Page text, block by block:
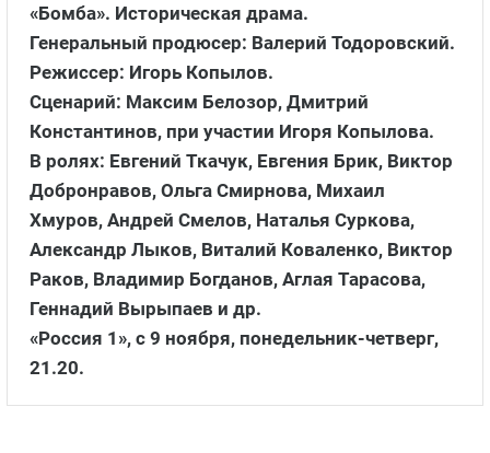
«Бомба». Историческая драма.
Генеральный продюсер: Валерий Тодоровский.
Режиссер: Игорь Копылов.
Сценарий: Максим Белозор, Дмитрий
Константинов, при участии Игоря Копылова.
В ролях: Евгений Ткачук, Евгения Брик, Виктор
Добронравов, Ольга Смирнова, Михаил
Хмуров, Андрей Смелов, Наталья Суркова,
Александр Лыков, Виталий Коваленко, Виктор
Раков, Владимир Богданов, Аглая Тарасова,
Геннадий Вырыпаев и др.
«Россия 1», с 9 ноября, понедельник-четверг,
21.20.